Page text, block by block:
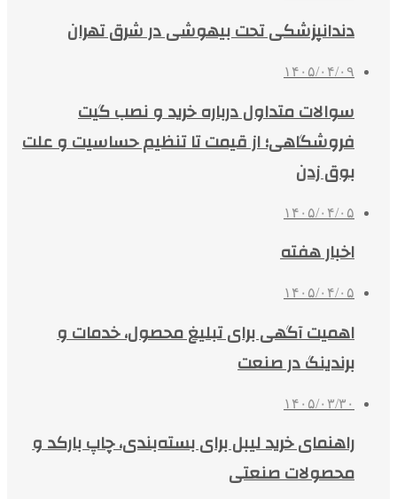
دندانپزشکی تحت بیهوشی در شرق تهران
۱۴۰۵/۰۴/۰۹
سوالات متداول درباره خرید و نصب گیت
فروشگاهی؛ از قیمت تا تنظیم حساسیت و علت
بوق زدن
۱۴۰۵/۰۴/۰۵
اخبار هفته
۱۴۰۵/۰۴/۰۵
اهمیت آگهی برای تبلیغ محصول، خدمات و
برندینگ در صنعت
۱۴۰۵/۰۳/۳۰
راهنمای خرید لیبل برای بسته‌بندی، چاپ بارکد و
محصولات صنعتی